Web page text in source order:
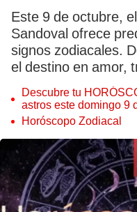
Este 9 de octubre, el
Sandoval ofrece
signos zodiacales.
el destino en amor,
Descubre tu
astros este domingo 9
Horóscopo Zodiacal